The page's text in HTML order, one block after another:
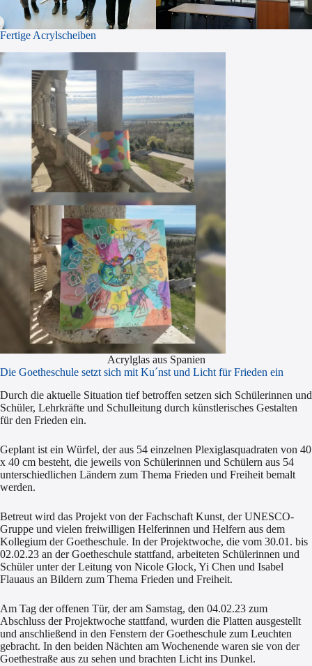
Fertige Acrylscheiben
Acrylglas aus Spanien
Die Goetheschule setzt sich mit Ku´nst und Licht für Frieden ein
Durch die aktuelle Situation tief betroffen setzen sich Schülerinnen und
Schüler, Lehrkräfte und Schulleitung durch künstlerisches Gestalten
für den Frieden ein.
Geplant ist ein Würfel, der aus 54 einzelnen Plexiglasquadraten von 40
x 40 cm besteht, die jeweils von Schülerinnen und Schülern aus 54
unterschiedlichen Ländern zum Thema Frieden und Freiheit bemalt
werden.
Betreut wird das Projekt von der Fachschaft Kunst, der UNESCO-
Gruppe und vielen freiwilligen Helferinnen und Helfern aus dem
Kollegium der Goetheschule. In der Projektwoche, die vom 30.01. bis
02.02.23 an der Goetheschule stattfand, arbeiteten Schülerinnen und
Schüler unter der Leitung von Nicole Glock, Yi Chen und Isabel
Flauaus an Bildern zum Thema Frieden und Freiheit.
Am Tag der offenen Tür, der am Samstag, den 04.02.23 zum
Abschluss der Projektwoche stattfand, wurden die Platten ausgestellt
und anschließend in den Fenstern der Goetheschule zum Leuchten
gebracht. In den beiden Nächten am Wochenende waren sie von der
Goethestraße aus zu sehen und brachten Licht ins Dunkel.